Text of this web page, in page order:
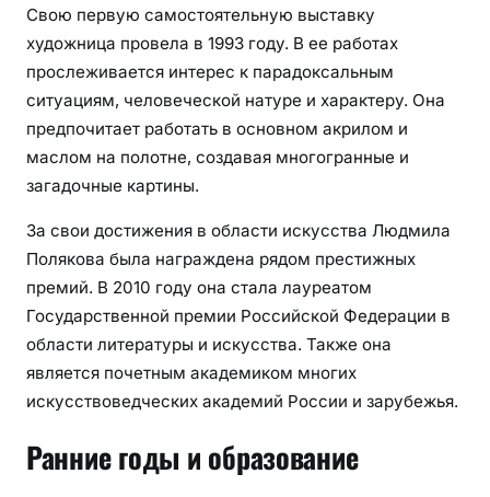
Свою первую самостоятельную выставку
художница провела в 1993 году. В ее работах
прослеживается интерес к парадоксальным
ситуациям, человеческой натуре и характеру. Она
предпочитает работать в основном акрилом и
маслом на полотне, создавая многогранные и
загадочные картины.
За свои достижения в области искусства Людмила
Полякова была награждена рядом престижных
премий. В 2010 году она стала лауреатом
Государственной премии Российской Федерации в
области литературы и искусства. Также она
является почетным академиком многих
искусствоведческих академий России и зарубежья.
Ранние годы и образование